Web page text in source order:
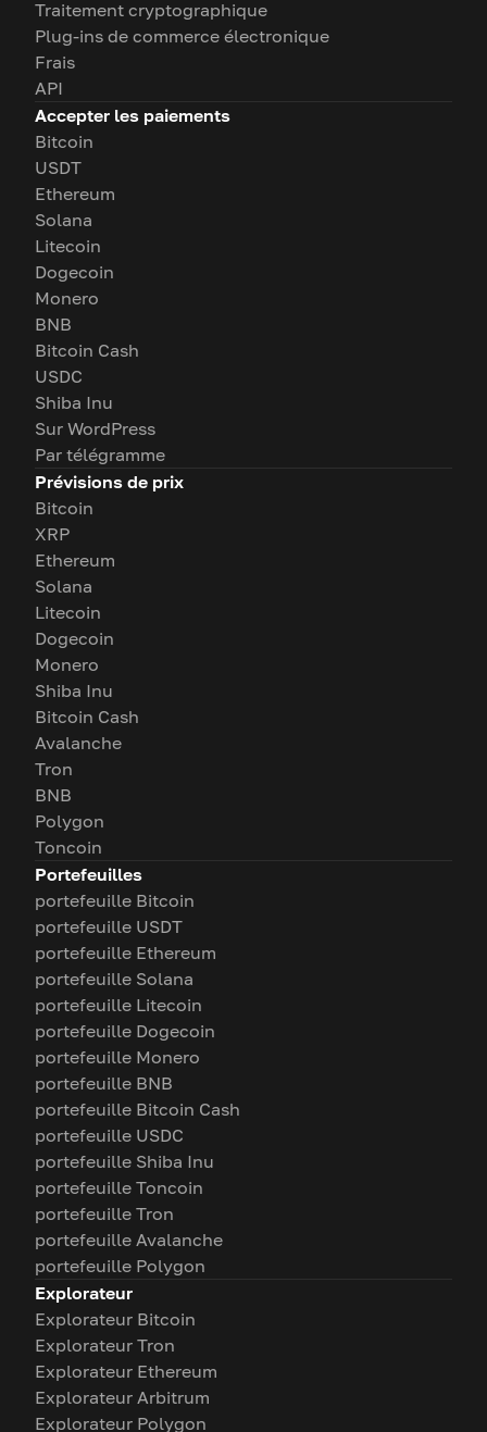
Traitement cryptographique
Plug-ins de commerce électronique
Frais
API
Accepter les paiements
Bitcoin
USDT
Ethereum
Solana
Litecoin
Dogecoin
Monero
BNB
Bitcoin Cash
USDC
Shiba Inu
Sur WordPress
Par télégramme
Prévisions de prix
Bitcoin
XRP
Ethereum
Solana
Litecoin
Dogecoin
Monero
Shiba Inu
Bitcoin Cash
Avalanche
Tron
BNB
Polygon
Toncoin
Portefeuilles
portefeuille Bitcoin
portefeuille USDT
portefeuille Ethereum
portefeuille Solana
portefeuille Litecoin
portefeuille Dogecoin
portefeuille Monero
portefeuille BNB
portefeuille Bitcoin Cash
portefeuille USDC
portefeuille Shiba Inu
portefeuille Toncoin
portefeuille Tron
portefeuille Avalanche
portefeuille Polygon
Explorateur
Explorateur Bitcoin
Explorateur Tron
Explorateur Ethereum
Explorateur Arbitrum
Explorateur Polygon